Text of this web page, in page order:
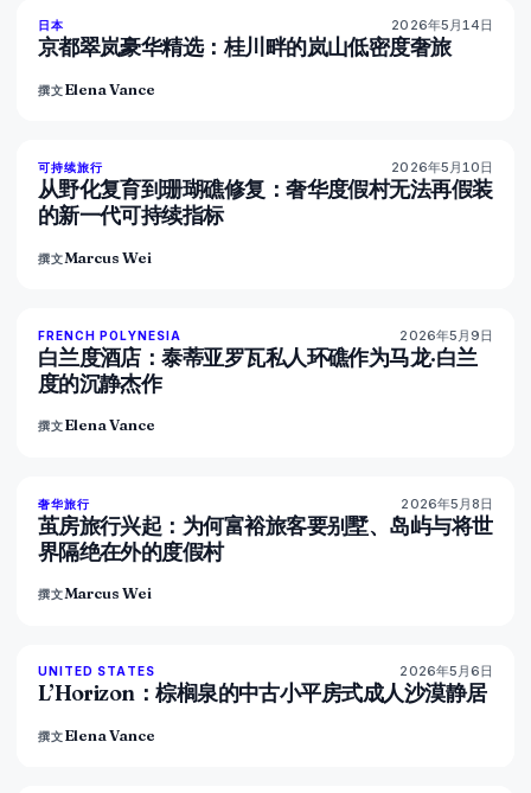
93% 43
日本 2026年5月14日
京都翠岚豪华精选：桂川畔的岚山低密度奢旅
撰文Elena Vance
86% 81
可持续旅行 2026年5月10日
从野化复育到珊瑚礁修复：奢华度假村无法再假装
的新一代可持续指标
撰文Marcus Wei
96% 52
FRENCH POLYNESIA 2026年5月9日
白兰度酒店：泰蒂亚罗瓦私人环礁作为马龙·白兰
度的沉静杰作
撰文Elena Vance
82% 82
奢华旅行 2026年5月8日
茧房旅行兴起：为何富裕旅客要别墅、岛屿与将世
界隔绝在外的度假村
撰文Marcus Wei
92% 68
UNITED STATES 2026年5月6日
L’Horizon：棕榈泉的中古小平房式成人沙漠静居
撰文Elena Vance